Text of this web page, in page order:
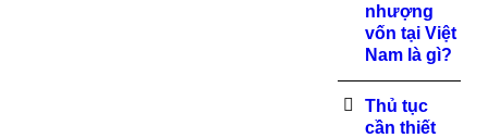
nhượng
vốn tại Việt
Nam là gì?
Thủ tục
cần thiết